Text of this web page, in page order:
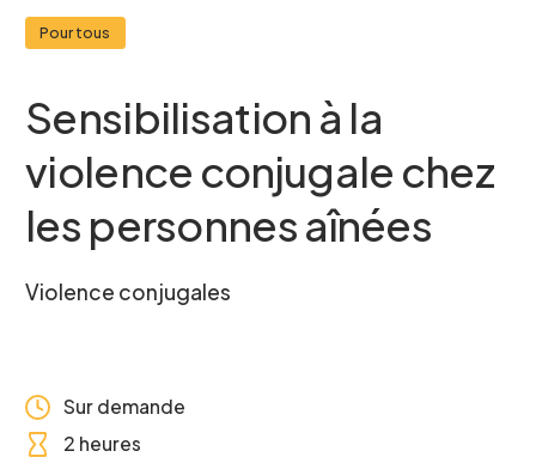
Pour tous
Sensibilisation à la
violence conjugale chez
les personnes aînées
Violence conjugales
Sur demande
2 heures